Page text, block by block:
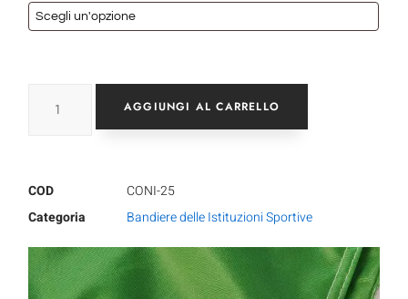
AGGIUNGI AL CARRELLO
COD
CONI-25
Categoria
Bandiere delle Istituzioni Sportive